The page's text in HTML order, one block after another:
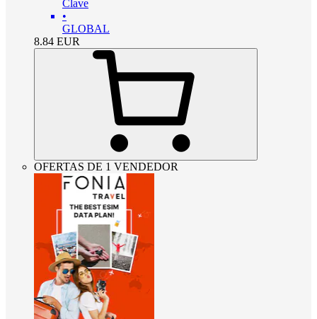
Clave
•
GLOBAL
8.84 EUR
OFERTAS DE 1 VENDEDOR